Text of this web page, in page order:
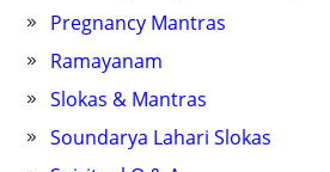
Pregnancy Mantras
Ramayanam
Slokas & Mantras
Soundarya Lahari Slokas